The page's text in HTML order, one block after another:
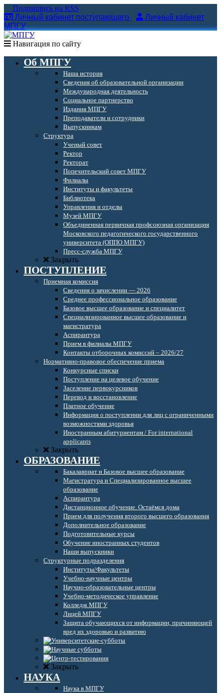
Подпишись на RSS
Личный кабинет поступающего
Личный кабинет
МПГУ
Навигация по сайту
Об МПГУ
Наша история
Сведения об образовательной организации
Международная деятельность
Социальное партнерство
Издания МПГУ
Преподаватели и сотрудники
Выпускникам
Структура
Ученый совет
Ректор
Ректорат
Попечительский совет МПГУ
Филиалы
Институты и факультеты
Библиотека
Управления и отделы
Музей МПГУ
Объединенная первичная профсоюзная организация
Московского педагогического государственного
университета (ОППО МПГУ)
Пресс-служба МПГУ
Закрыть
ПОСТУПЛЕНИЕ
Приемная комиссия
Сведения о зачислении — 2026
Среднее профессиональное образование
Базовое высшее образование и специалитет
Специализированное высшее образование и
магистратура
Аспирантура
Прием в филиалы МПГУ
Контакты отборочных комиссий – 2026/27
Нормативно-правовое обеспечение приема
Конкурсные списки
Поступление на целевое обучение
Заселение первокурсников
Перевод и восстановление
Платное обучение
Информация о поступлении для лиц с ограниченными
возможностями здоровья
Иностранным абитуриентам / For international
applicants
Закрыть
ОБРАЗОВАНИЕ
Бакалавриат и Базовое высшее образование
Магистратура и Специализированное высшее
образование
Аспирантура
Дистанционное обучение. Остаёмся дома
Прием для получения второго высшего образования
Дополнительное образование
Подготовительные курсы
Обучение иностранных студентов
Наши выпускники
Структурные подразделения
Институты/Факультеты
Учебно-научные центры
Научно-образовательные центры
Учебно-методическое управление
Колледж МПГУ
Лицей МПГУ
Защита обучающихся от информации, причиняющей
вред их здоровью и развитию
Закрыть
НАУКА
Наука в МПГУ